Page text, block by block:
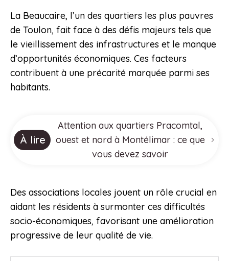
La Beaucaire, l’un des quartiers les plus pauvres
de Toulon, fait face à des défis majeurs tels que
le vieillissement des infrastructures et le manque
d’opportunités économiques. Ces facteurs
contribuent à une précarité marquée parmi ses
habitants.
À lire
Attention aux quartiers Pracomtal,
ouest et nord à Montélimar : ce que
vous devez savoir
Des associations locales jouent un rôle crucial en
aidant les résidents à surmonter ces difficultés
socio-économiques, favorisant une amélioration
progressive de leur qualité de vie.